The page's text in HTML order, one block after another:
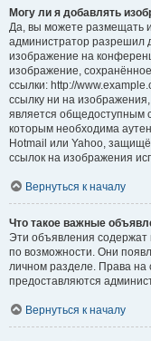
Могу ли я добавлять
Да, вы можете размещать
администратор разрешил
изображение на
изображение,
ссылки: http://
ссылку ни на
является общедоступным
которым необходима
Hotmail или Yahoo,
ссылок на изображения
Вернуться к началу
Что такое важные
Эти объявления
по возможности. Они
личном разделе. Права
предоставляются
Вернуться к началу